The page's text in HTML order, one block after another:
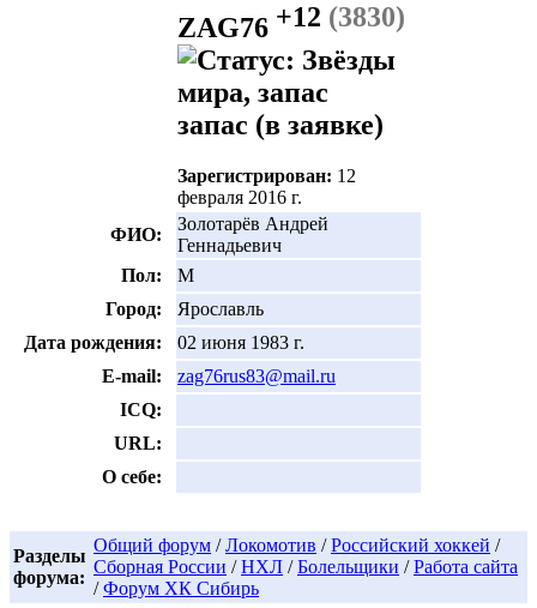
ZAG76 +12 (3830)
запас (в заявке)
Зарегистрирован: 12
февраля 2016 г.
ФИО:
Золотарёв Андрей
Геннадьевич
Пол:
М
Город:
Ярославль
Дата рождения:
02 июня 1983 г.
E-mail:
zag76rus83@mail.ru
ICQ:
URL:
О себе:
Разделы
форума:
Общий форум /Локомотив /Российский хоккей /
Сборная России /НХЛ /Болельщики /Работа сайта
/Форум ХК Сибирь